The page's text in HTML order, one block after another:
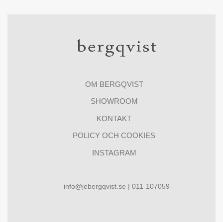
OM BERGQVIST
SHOWROOM
KONTAKT
POLICY OCH COOKIES
INSTAGRAM
info@jebergqvist.se | 011-107059